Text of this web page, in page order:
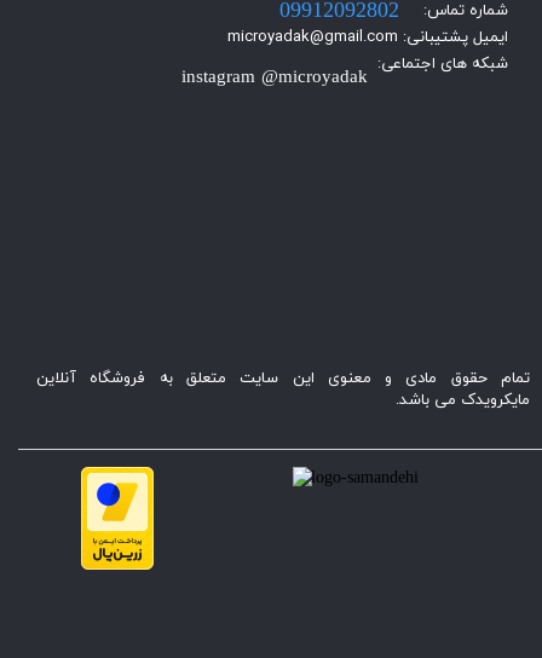
شماره تماس:
ایمیل پشتیبانی: microyadak@gmail.com
شبکه های اجتماعی:
instagram @microyadak
09912092802
تمام حقوق مادی و معنوی این سایت متعلق به فروشگاه آنلاین
مایکرویدک می باشد.